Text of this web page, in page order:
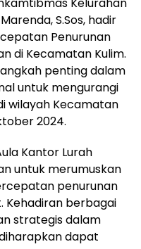
Kelurahan
S.Sos, hadir
Penurunan
di Kecamatan Kulim.
penting dalam
untuk mengurangi
wilayah Kecamatan
2024.
Kantor Lurah
untuk merumuskan
penurunan
Kehadiran berbagai
strategis dalam
dapat